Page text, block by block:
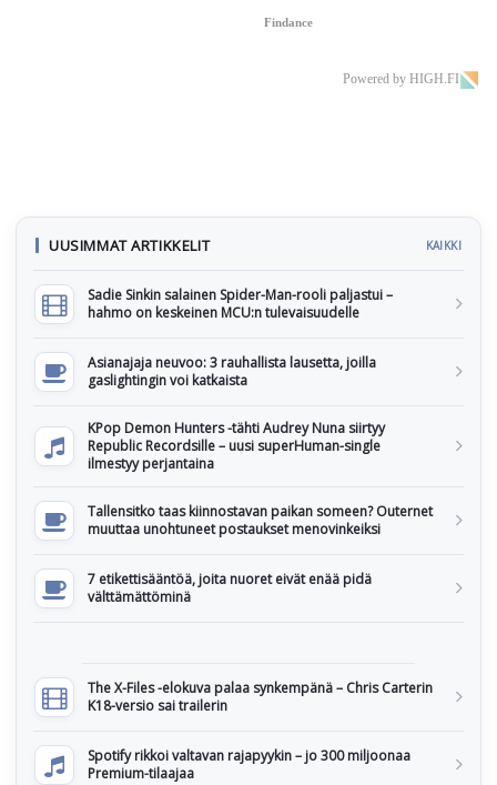
Findance
Powered by HIGH.FI
UUSIMMAT ARTIKKELIT KAIKKI
Sadie Sinkin salainen Spider-Man-rooli paljastui –
hahmo on keskeinen MCU:n tulevaisuudelle
Asianajaja neuvoo: 3 rauhallista lausetta, joilla
gaslightingin voi katkaista
KPop Demon Hunters -tähti Audrey Nuna siirtyy
Republic Recordsille – uusi superHuman-single
ilmestyy perjantaina
Tallensitko taas kiinnostavan paikan someen? Outernet
muuttaa unohtuneet postaukset menovinkeiksi
7 etikettisääntöä, joita nuoret eivät enää pidä
välttämättöminä
The X-Files -elokuva palaa synkempänä – Chris Carterin
K18-versio sai trailerin
Spotify rikkoi valtavan rajapyykin – jo 300 miljoonaa
Premium-tilaajaa